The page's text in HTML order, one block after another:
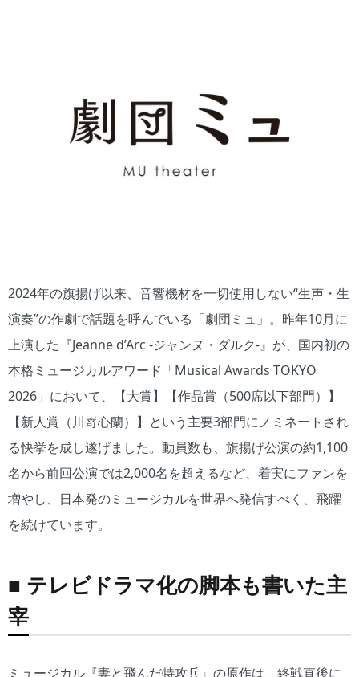
2024年の旗揚げ以来、音響機材を一切使用しない“生声・生
演奏”の作劇で話題を呼んでいる「劇団ミュ」。昨年10月に
上演した『Jeanne d’Arc -ジャンヌ・ダルク-』が、国内初の
本格ミュージカルアワード「Musical Awards TOKYO
2026」において、【大賞】【作品賞（500席以下部門）】
【新人賞（川嵜心蘭）】という主要3部門にノミネートされ
る快挙を成し遂げました。動員数も、旗揚げ公演の約1,100
名から前回公演では2,000名を超えるなど、着実にファンを
増やし、日本発のミュージカルを世界へ発信すべく、飛躍
を続けています。
■ テレビドラマ化の脚本も書いた主
宰
ミュージカル『妻と飛んだ特攻兵』の原作は、終戦直後に